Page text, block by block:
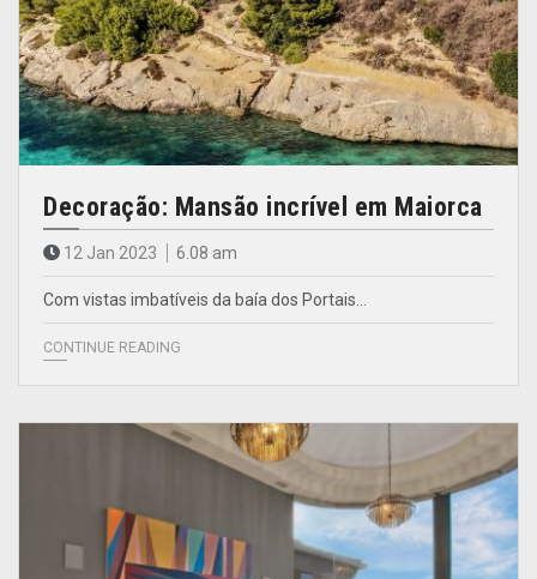
Decoração: Mansão incrível em Maiorca
12 Jan 2023 6.08 am
Com vistas imbatíveis da baía dos Portais…
CONTINUE READING